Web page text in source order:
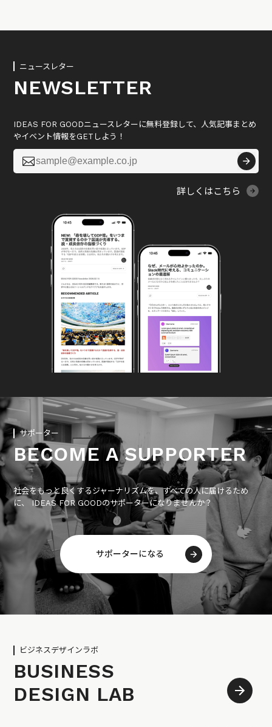
ニュースレター
NEWSLETTER
IDEAS FOR GOODニュースレターに無料登録して、人気記事まとめ
やイベント情報をGETしよう！

詳しくはこちら
サポーター
BECOME A SUPPORTER
社会をもっと良くするジャーナリズムを、すべての人に届けるため
に、 IDEAS FOR GOODのサポーターになりませんか？
サポーターになる
ビジネスデザインラボ
BUSINESS
DESIGN LAB